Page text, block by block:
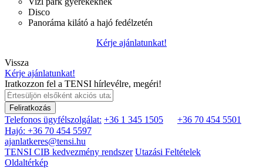
Disco
Panoráma kilátó a hajó fedélzetén
Kérje ajánlatunkat!
Vissza
Kérje ajánlatunkat!
Iratkozzon fel a TENSI hírlevélre, megéri!
Feliratkozás
Telefonos ügyfélszolgálat: +36 1 345 1505
+36 70 454 5501
Hajó: +36 70 454 5597
ajanlatkeres@tensi.hu
TENSI CIB kedvezmény rendszer Utazási Feltételek
Oldaltérkép